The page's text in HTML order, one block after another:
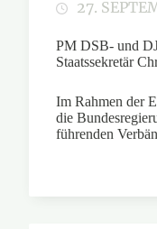
27.
PM DSB- und
Staatssekretär
Im Rahmen der
die
führenden